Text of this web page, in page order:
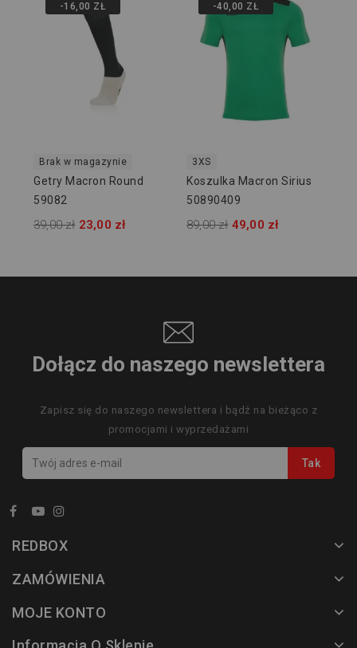
-16,00 ZŁ
Brak w magazynie
Getry Macron Round
59082
39,00 zł 23,00 zł
-40,00 ZŁ
3XS
Koszulka Macron Sirius
50890409
89,00 zł 49,00 zł
Dołącz do naszego newslettera
Zapisz się do naszego newslettera i bądź na bieżąco z
promocjami i wyprzedażami
REDBOX
ZAMÓWIENIA
MOJE KONTO